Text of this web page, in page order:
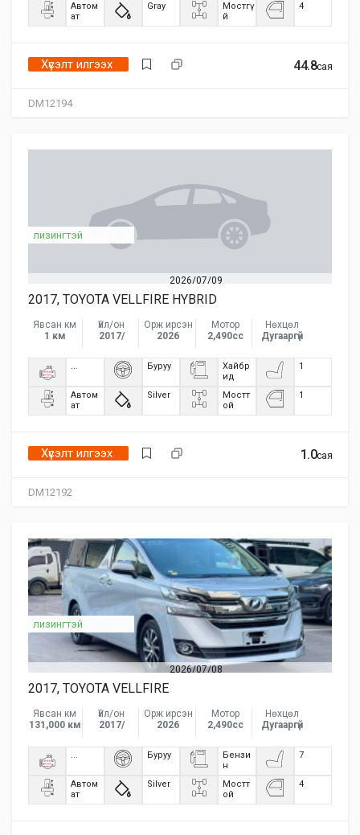
DM12194
Автом
ат
Gray
Мостгү
й
4
44.8сая
Хүсэлт илгээх
2026/07/09
DM12192
лизингтэй
2017, TOYOTA VELLFIRE HYBRID
Явсан км
1 км
Үйл/он
2017/
Орж ирсэн
2026
Мотор
2,490сс
Нөхцөл
Дугааргүй
... Буруу
Хайбр
ид
1
Автом
ат
Silver
Мостт
ой
1
1.0сая
Хүсэлт илгээх
2026/07/08
лизингтэй
2017, TOYOTA VELLFIRE
Явсан км
131,000 км
Үйл/он
2017/
Орж ирсэн
2026
Мотор
2,490сс
Нөхцөл
Дугааргүй
... Буруу
Бензи
н
7
Автом
ат
Silver
Мостт
ой
4